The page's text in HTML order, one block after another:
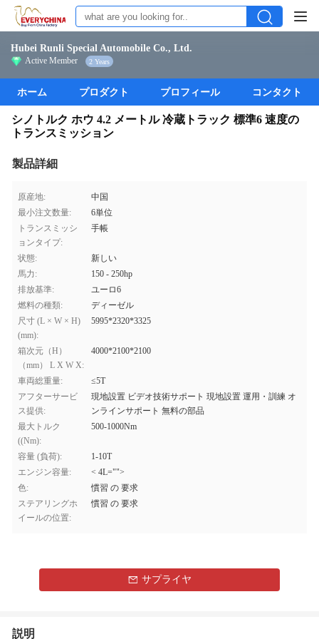
Hubei Runli Special Automobile Co., Ltd.
Active Member 2 Years
ホーム プロダクト プロフィール コンタクト
シノトルク ホウ 4.2 メートル 冷蔵トラック 標準6 速度の
トランスミッション
製品詳細
原産地:
中国
最小注文数量:
6単位
トランスミッシ
ョンタイプ:
手帳
状態:
新しい
馬力:
150 - 250hp
排放基準:
ユーロ6
燃料の種類:
ディーゼル
尺寸 (L × W × H)
(mm):
5995*2320*3325
箱次元（H）
（mm） L X W X:
4000*2100*2100
車両総重量:
≤5T
アフターサービ
ス提供:
現地設置 ビデオ技術サポート 現地設置 運用・訓練 オ
ンラインサポート 無料の部品
最大トルク
((Nm):
500-1000Nm
容量 (負荷):
1-10T
エンジン容量:
< 4L="">
色:
慣習 の 要求
ステアリングホ
イールの位置:
慣習 の 要求
サプライヤ
説明